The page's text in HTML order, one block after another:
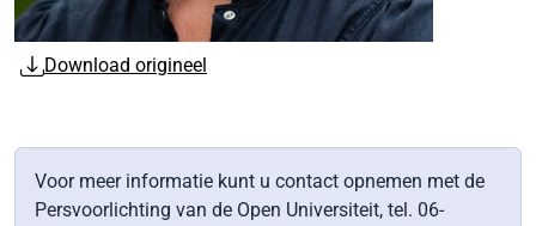
Download origineel
Voor meer informatie kunt u contact opnemen met de
Persvoorlichting van de Open Universiteit, tel. 06-